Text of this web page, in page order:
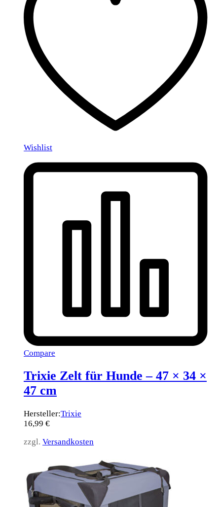
Wishlist
Compare
Trixie Zelt für Hunde – 47 × 34 ×
47 cm
Hersteller:Trixie
16,99 €
zzgl. Versandkosten